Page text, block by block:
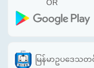
OR
မြန်မာဥပဒေ